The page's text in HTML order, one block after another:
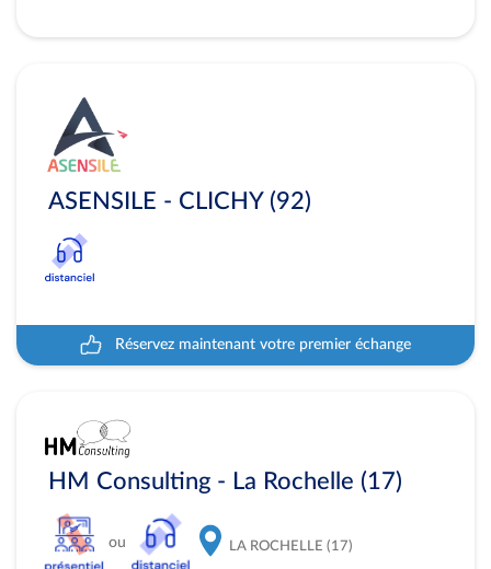
ASENSILE - CLICHY (92)
Réservez maintenant votre premier échange
HM Consulting - La Rochelle (17)
ou LA ROCHELLE (17)